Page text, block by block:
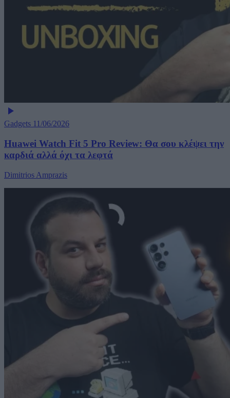
Gadgets 11/06/2026
Huawei Watch Fit 5 Pro Review: Θα σου κλέψει την
καρδιά αλλά όχι τα λεφτά
Dimitrios Amprazis